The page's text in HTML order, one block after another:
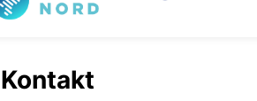
Kontakt